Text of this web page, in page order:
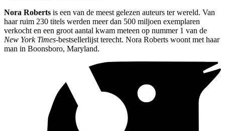
Nora Roberts is een van de meest gelezen auteurs ter wereld. Van
haar ruim 230 titels werden meer dan 500 miljoen exemplaren
verkocht en een groot aantal kwam meteen op nummer 1 van de
New York Times-bestsellerlijst terecht. Nora Roberts woont met haar
man in Boonsboro, Maryland.